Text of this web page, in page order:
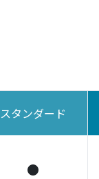
スタンダード